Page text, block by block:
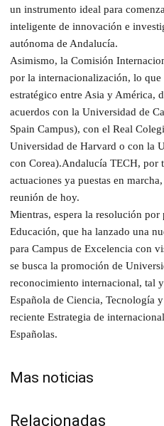
un instrumento ideal para
inteligente de innovación e
autónoma de Andalucía.
Asimismo, la Comisión
por la internacionalización, lo
estratégico entre Asia y América,
acuerdos con la Universidad de
Spain Campus), con el Real
Universidad de Harvard o con la
con Corea).Andalucía TECH, por
actuaciones ya puestas en
reunión de hoy.
Mientras, espera la resolución
Educación, que ha lanzado una
para Campus de Excelencia con
se busca la promoción de
reconocimiento internacional, tal
Española de Ciencia, Tecnología
reciente Estrategia de
Españolas.
Mas noticias
Relacionadas